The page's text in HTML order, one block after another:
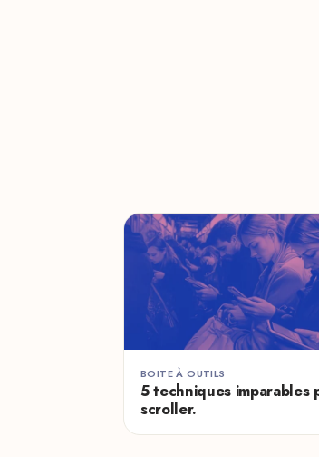
BOITE À OUTILS
5 techniques imparables
scroller.